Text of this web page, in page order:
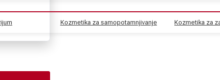
Kozmetika za samopotamnjivanje Kozmetika za